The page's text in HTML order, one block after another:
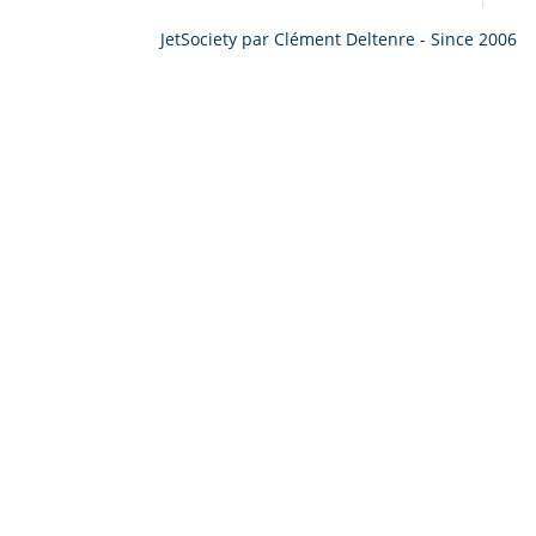
JetSociety par Clément Deltenre - Since 2006